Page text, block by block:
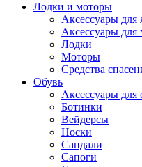
Лодки и моторы
Аксессуары для
Аксессуары для
Лодки
Моторы
Средства
Обувь
Аксессуары для
Ботинки
Вейдерсы
Носки
Сандали
Сапоги